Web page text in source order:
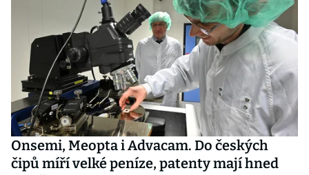
Onsemi, Meopta i Advacam. Do českých
čipů míří velké peníze, patenty mají hned